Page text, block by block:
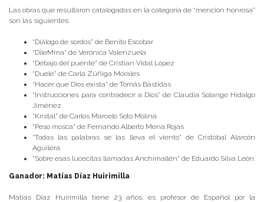
Las obras que resultaron catalogadas en la categoría de “mención honrosa”
son las siguientes:
“Diálogo de sordos” de Benito Escobar
“DileMma” de Verónica Valenzuela
“Debajo del puente” de Cristian Vidal López
“Duele” de Carla Zúñiga Morales
“Hacer que Dios exista” de Tomás Bastidas
“Instrucciones para contradecir a Dios” de Claudia Solange Hidalgo
Jiménez
“Kristal” de Carlos Marcelo Soto Molina
“Peso mosca” de Fernando Alberto Mena Rojas
“Todas las palabras se las lleva el viento” de Cristóbal Alarcón
Aguilera
“Sobre esas lucecitas llamadas Anchimallén” de Eduardo Silva León.
Ganador: Matías Díaz Huirimilla
Matías Díaz Huirimilla tiene 23 años, es profesor de Español por la